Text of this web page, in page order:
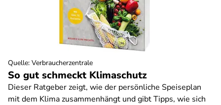
So gut schmeckt Klimaschutz
Dieser Ratgeber zeigt, wie der persönliche Speiseplan
mit dem Klima zusammenhängt und gibt Tipps, wie sich
Quelle: Verbraucherzentrale